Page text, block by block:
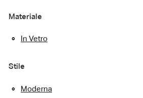
Materiale
In Vetro
Stile
Moderna